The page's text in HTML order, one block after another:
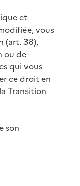
et
vous
(art. 38),
ou de
qui vous
ce droit en
Transition
son